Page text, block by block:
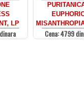
LP
Cena: 4799